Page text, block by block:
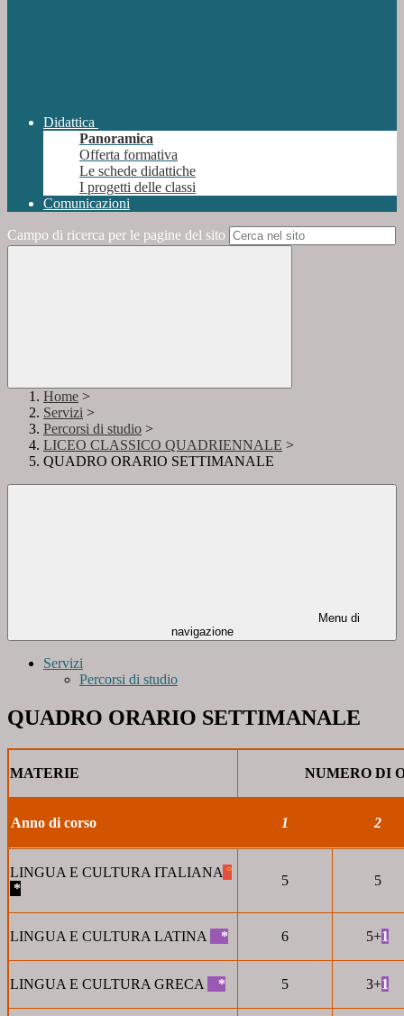
Didattica
Panoramica
Offerta formativa
Le schede didattiche
I progetti delle classi
Comunicazioni
Campo di ricerca per le pagine del sito
Home >
Servizi >
Percorsi di studio >
LICEO CLASSICO QUADRIENNALE >
QUADRO ORARIO SETTIMANALE
Menu di
navigazione
Servizi
Percorsi di studio
QUADRO ORARIO SETTIMANALE
MATERIE NUMERO DI
Anno di corso 1 2
LINGUA E CULTURA ITALIANA °
*
5 5
LINGUA E CULTURA LATINA * 6 5+1
LINGUA E CULTURA GRECA * 5 3+1